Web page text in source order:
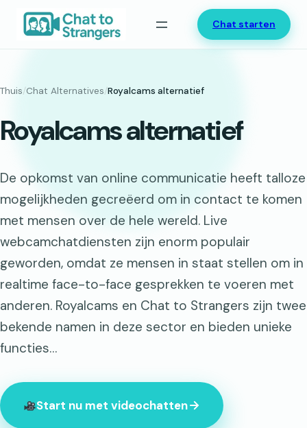
Chat starten
Thuis/Chat Alternatives/Royalcams alternatief
Royalcams alternatief
De opkomst van online communicatie heeft talloze
mogelijkheden gecreëerd om in contact te komen
met mensen over de hele wereld. Live
webcamchatdiensten zijn enorm populair
geworden, omdat ze mensen in staat stellen om in
realtime face-to-face gesprekken te voeren met
anderen. Royalcams en Chat to Strangers zijn twee
bekende namen in deze sector en bieden unieke
functies…
Start nu met videochatten